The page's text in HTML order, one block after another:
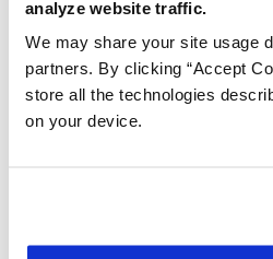
analyze website traffic.
We may share your site usage
partners. By clicking “Accept
store all the technologies
on your device.
Verbessert die Gesamtleistung
Bereitstellung eines
Aufrechterhaltung des
Gemisches
Unterstützt die Reduzierung
Gewährleistet einen präzisen